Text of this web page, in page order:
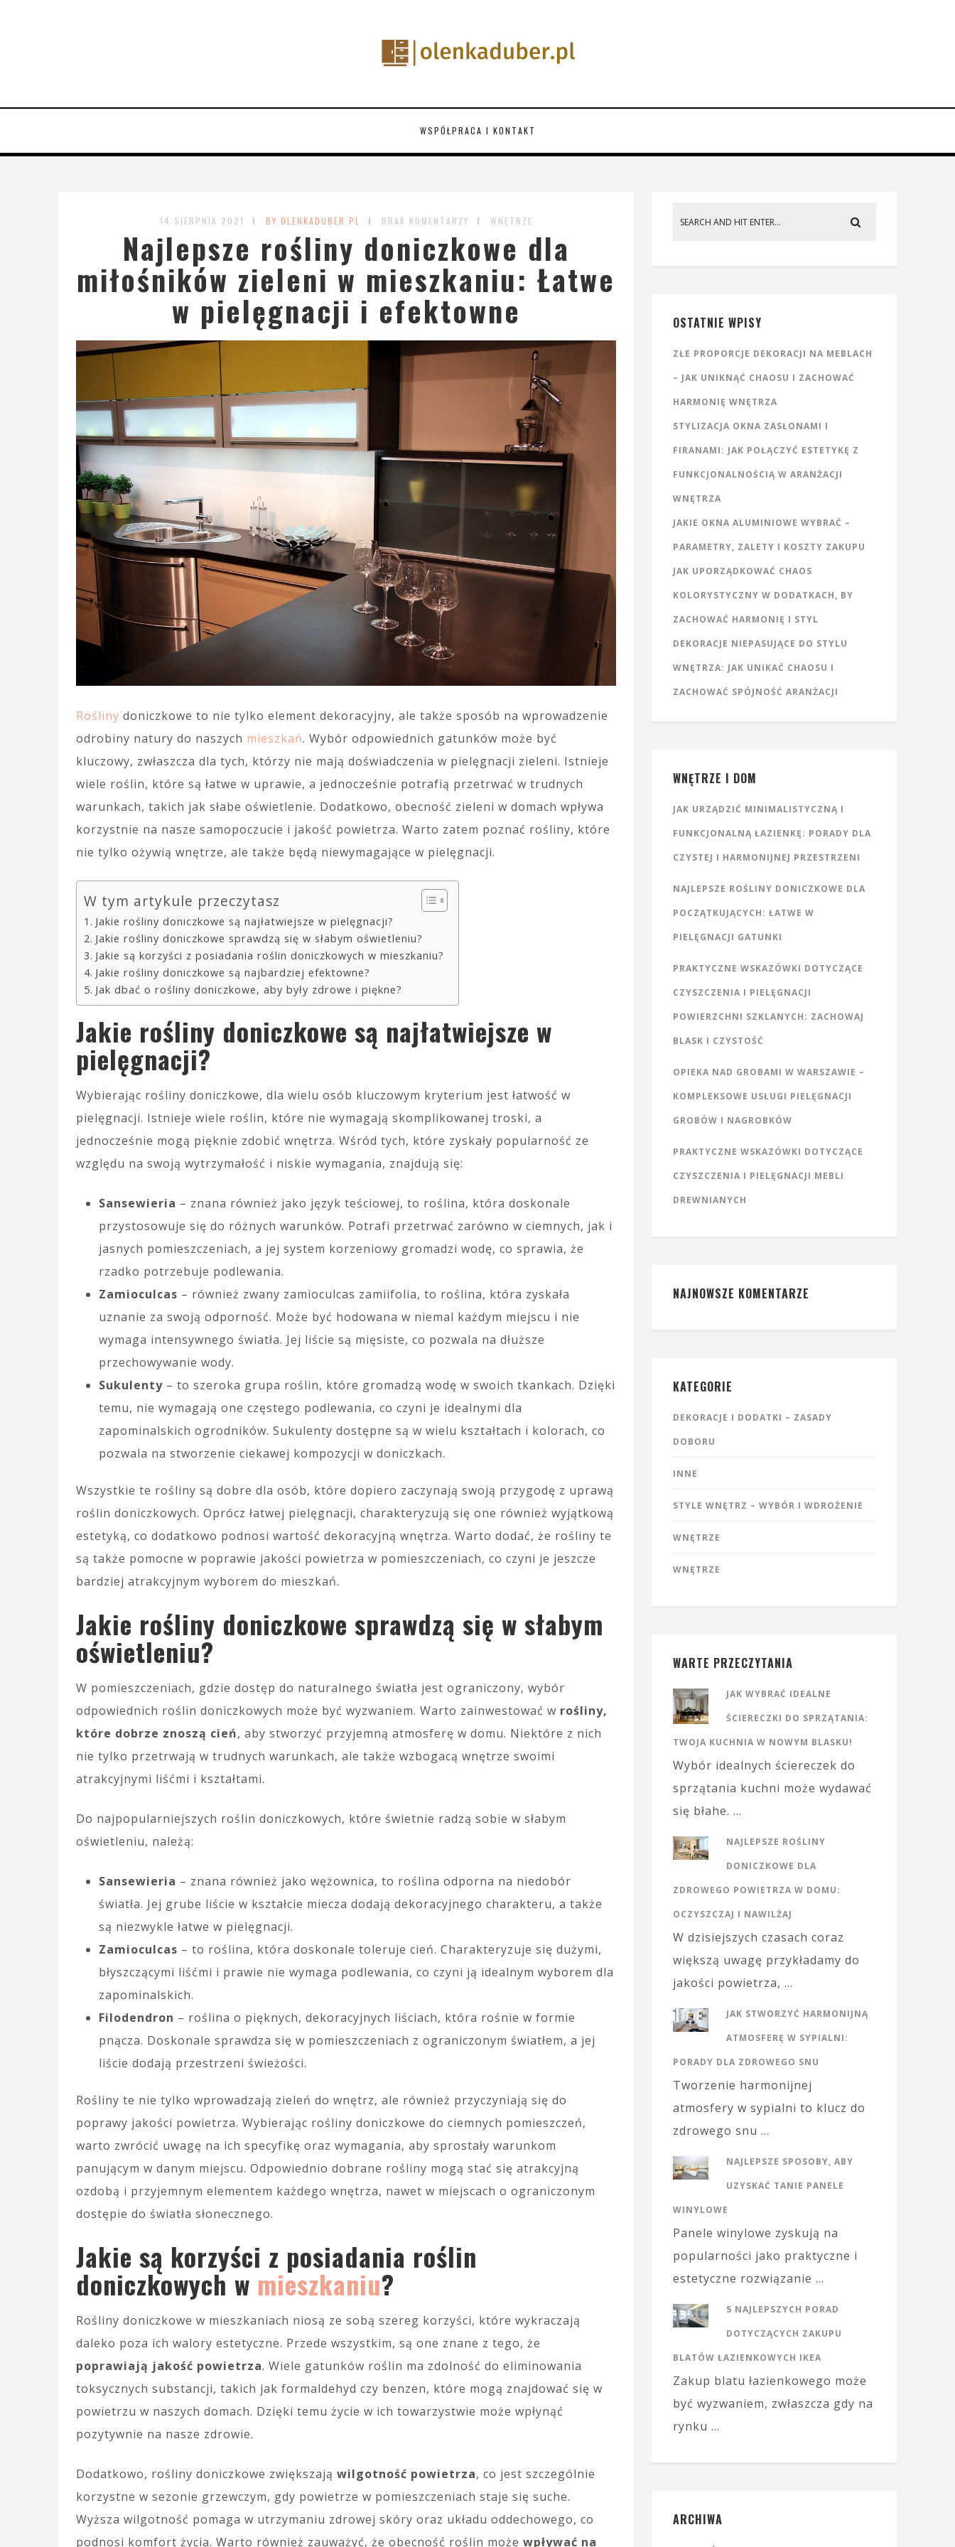
WSPÓŁPRACA I KONTAKT
14 SIERPNIA 2021 BY OLENKADUBER.PL BRAK KOMENTARZY WNĘTRZE
Najlepsze rośliny doniczkowe dla
miłośników zieleni w mieszkaniu: Łatwe
w pielęgnacji i efektowne
Rośliny doniczkowe to nie tylko element dekoracyjny, ale także sposób na wprowadzenie
odrobiny natury do naszych mieszkań. Wybór odpowiednich gatunków może być
kluczowy, zwłaszcza dla tych, którzy nie mają doświadczenia w pielęgnacji zieleni. Istnieje
wiele roślin, które są łatwe w uprawie, a jednocześnie potrafią przetrwać w trudnych
warunkach, takich jak słabe oświetlenie. Dodatkowo, obecność zieleni w domach wpływa
korzystnie na nasze samopoczucie i jakość powietrza. Warto zatem poznać rośliny, które
nie tylko ożywią wnętrze, ale także będą niewymagające w pielęgnacji.
W tym artykule przeczytasz
Jakie rośliny doniczkowe są najłatwiejsze w pielęgnacji?
Jakie rośliny doniczkowe sprawdzą się w słabym oświetleniu?
Jakie są korzyści z posiadania roślin doniczkowych w mieszkaniu?
Jakie rośliny doniczkowe są najbardziej efektowne?
Jak dbać o rośliny doniczkowe, aby były zdrowe i piękne?
Jakie rośliny doniczkowe są najłatwiejsze w
pielęgnacji?
Wybierając rośliny doniczkowe, dla wielu osób kluczowym kryterium jest łatwość w
pielęgnacji. Istnieje wiele roślin, które nie wymagają skomplikowanej troski, a
jednocześnie mogą pięknie zdobić wnętrza. Wśród tych, które zyskały popularność ze
względu na swoją wytrzymałość i niskie wymagania, znajdują się:
Sansewieria – znana również jako język teściowej, to roślina, która doskonale
przystosowuje się do różnych warunków. Potrafi przetrwać zarówno w ciemnych, jak i
jasnych pomieszczeniach, a jej system korzeniowy gromadzi wodę, co sprawia, że
rzadko potrzebuje podlewania.
Zamioculcas – również zwany zamioculcas zamiifolia, to roślina, która zyskała
uznanie za swoją odporność. Może być hodowana w niemal każdym miejscu i nie
wymaga intensywnego światła. Jej liście są mięsiste, co pozwala na dłuższe
przechowywanie wody.
Sukulenty – to szeroka grupa roślin, które gromadzą wodę w swoich tkankach. Dzięki
temu, nie wymagają one częstego podlewania, co czyni je idealnymi dla
zapominalskich ogrodników. Sukulenty dostępne są w wielu kształtach i kolorach, co
pozwala na stworzenie ciekawej kompozycji w doniczkach.
Wszystkie te rośliny są dobre dla osób, które dopiero zaczynają swoją przygodę z uprawą
roślin doniczkowych. Oprócz łatwej pielęgnacji, charakteryzują się one również wyjątkową
estetyką, co dodatkowo podnosi wartość dekoracyjną wnętrza. Warto dodać, że rośliny te
są także pomocne w poprawie jakości powietrza w pomieszczeniach, co czyni je jeszcze
bardziej atrakcyjnym wyborem do mieszkań.
Jakie rośliny doniczkowe sprawdzą się w słabym
oświetleniu?
W pomieszczeniach, gdzie dostęp do naturalnego światła jest ograniczony, wybór
odpowiednich roślin doniczkowych może być wyzwaniem. Warto zainwestować w rośliny,
które dobrze znoszą cień, aby stworzyć przyjemną atmosferę w domu. Niektóre z nich
nie tylko przetrwają w trudnych warunkach, ale także wzbogacą wnętrze swoimi
atrakcyjnymi liśćmi i kształtami.
Do najpopularniejszych roślin doniczkowych, które świetnie radzą sobie w słabym
oświetleniu, należą:
Sansewieria – znana również jako wężownica, to roślina odporna na niedobór
światła. Jej grube liście w kształcie miecza dodają dekoracyjnego charakteru, a także
są niezwykle łatwe w pielęgnacji.
Zamioculcas – to roślina, która doskonale toleruje cień. Charakteryzuje się dużymi,
błyszczącymi liśćmi i prawie nie wymaga podlewania, co czyni ją idealnym wyborem dla
zapominalskich.
Filodendron – roślina o pięknych, dekoracyjnych liściach, która rośnie w formie
pnącza. Doskonale sprawdza się w pomieszczeniach z ograniczonym światłem, a jej
liście dodają przestrzeni świeżości.
Rośliny te nie tylko wprowadzają zieleń do wnętrz, ale również przyczyniają się do
poprawy jakości powietrza. Wybierając rośliny doniczkowe do ciemnych pomieszczeń,
warto zwrócić uwagę na ich specyfikę oraz wymagania, aby sprostały warunkom
panującym w danym miejscu. Odpowiednio dobrane rośliny mogą stać się atrakcyjną
ozdobą i przyjemnym elementem każdego wnętrza, nawet w miejscach o ograniczonym
dostępie do światła słonecznego.
Jakie są korzyści z posiadania roślin
doniczkowych w mieszkaniu?
Rośliny doniczkowe w mieszkaniach niosą ze sobą szereg korzyści, które wykraczają
daleko poza ich walory estetyczne. Przede wszystkim, są one znane z tego, że
poprawiają jakość powietrza. Wiele gatunków roślin ma zdolność do eliminowania
toksycznych substancji, takich jak formaldehyd czy benzen, które mogą znajdować się w
powietrzu w naszych domach. Dzięki temu życie w ich towarzystwie może wpłynąć
pozytywnie na nasze zdrowie.
Dodatkowo, rośliny doniczkowe zwiększają wilgotność powietrza, co jest szczególnie
korzystne w sezonie grzewczym, gdy powietrze w pomieszczeniach staje się suche.
Wyższa wilgotność pomaga w utrzymaniu zdrowej skóry oraz układu oddechowego, co
podnosi komfort życia. Warto również zauważyć, że obecność roślin może wpływać na
OSTATNIE WPISY
ZŁE PROPORCJE DEKORACJI NA MEBLACH
– JAK UNIKNĄĆ CHAOSU I ZACHOWAĆ
HARMONIĘ WNĘTRZA
STYLIZACJA OKNA ZASŁONAMI I
FIRANAMI: JAK POŁĄCZYĆ ESTETYKĘ Z
FUNKCJONALNOŚCIĄ W ARANŻACJI
WNĘTRZA
JAKIE OKNA ALUMINIOWE WYBRAĆ –
PARAMETRY, ZALETY I KOSZTY ZAKUPU
JAK UPORZĄDKOWAĆ CHAOS
KOLORYSTYCZNY W DODATKACH, BY
ZACHOWAĆ HARMONIĘ I STYL
DEKORACJE NIEPASUJĄCE DO STYLU
WNĘTRZA: JAK UNIKAĆ CHAOSU I
ZACHOWAĆ SPÓJNOŚĆ ARANŻACJI
WNĘTRZE I DOM
JAK URZĄDZIĆ MINIMALISTYCZNĄ I
FUNKCJONALNĄ ŁAZIENKĘ: PORADY DLA
CZYSTEJ I HARMONIJNEJ PRZESTRZENI
NAJLEPSZE ROŚLINY DONICZKOWE DLA
POCZĄTKUJĄCYCH: ŁATWE W
PIELĘGNACJI GATUNKI
PRAKTYCZNE WSKAZÓWKI DOTYCZĄCE
CZYSZCZENIA I PIELĘGNACJI
POWIERZCHNI SZKLANYCH: ZACHOWAJ
BLASK I CZYSTOŚĆ
OPIEKA NAD GROBAMI W WARSZAWIE –
KOMPLEKSOWE USŁUGI PIELĘGNACJI
GROBÓW I NAGROBKÓW
PRAKTYCZNE WSKAZÓWKI DOTYCZĄCE
CZYSZCZENIA I PIELĘGNACJI MEBLI
DREWNIANYCH
NAJNOWSZE KOMENTARZE
KATEGORIE
DEKORACJE I DODATKI – ZASADY
DOBORU
INNE
STYLE WNĘTRZ – WYBÓR I WDROŻENIE
WNĘTRZE
WNĘTRZE
WARTE PRZECZYTANIA
JAK WYBRAĆ IDEALNE
ŚCIERECZKI DO SPRZĄTANIA:
TWOJA KUCHNIA W NOWYM BLASKU!
Wybór idealnych ściereczek do
sprzątania kuchni może wydawać
się błahe. …
NAJLEPSZE ROŚLINY
DONICZKOWE DLA
ZDROWEGO POWIETRZA W DOMU:
OCZYSZCZAJ I NAWILŻAJ
W dzisiejszych czasach coraz
większą uwagę przykładamy do
jakości powietrza, …
JAK STWORZYĆ HARMONIJNĄ
ATMOSFERĘ W SYPIALNI:
PORADY DLA ZDROWEGO SNU
Tworzenie harmonijnej
atmosfery w sypialni to klucz do
zdrowego snu …
NAJLEPSZE SPOSOBY, ABY
UZYSKAĆ TANIE PANELE
WINYLOWE
Panele winylowe zyskują na
popularności jako praktyczne i
estetyczne rozwiązanie …
5 NAJLEPSZYCH PORAD
DOTYCZĄCYCH ZAKUPU
BLATÓW ŁAZIENKOWYCH IKEA
Zakup blatu łazienkowego może
być wyzwaniem, zwłaszcza gdy na
rynku …
ARCHIWA